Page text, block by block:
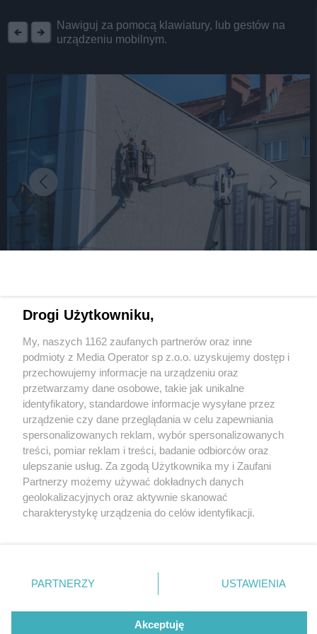
Nawiguj za pomocą klawiatury, lub gestów na
urządzeniu mobilnym.
uświetni wernisaż w tyskim Muzeum Miejskim
1 / 2
Montaż neonu na bocznej
ścianie Andromedy w
Tychach
Wydawca mediów lokalnych
Nie zapomnij
zapoznać się z:
polityką prywatności regulamin korzystania z portali
Twojemiasto
Piekary Śląskie
Chorzów
Tarnowskie Góry
Gliwice
Skontakuj sięz nami
Kontakt
Wydawca
Redakcja
Drogi Użytkowniku,
My, naszych 1162 zaufanych partnerów oraz inne
podmioty z Media Operator sp z.o.o. uzyskujemy dostęp i
przechowujemy informacje na urządzeniu oraz
przetwarzamy dane osobowe, takie jak unikalne
identyfikatory, standardowe informacje wysyłane przez
urządzenie czy dane przeglądania w celu zapewniania
spersonalizowanych reklam, wybór spersonalizowanych
treści, pomiar reklam i treści, badanie odbiorców oraz
ulepszanie usług. Za zgodą Użytkownika my i Zaufani
Partnerzy możemy używać dokładnych danych
geolokalizacyjnych oraz aktywnie skanować
charakterystykę urządzenia do celów identyfikacji.
zmienić/wycofać klikając przycisk ustawień prywatności
znajdujący się w lewym dolnym rogu strony
rodzaje przetwarzania danych nie wymagają zgody
użytkownika, ale masz prawo sprzeciwić się takiemu
PARTNERZY USTAWIENIA
Akceptuję